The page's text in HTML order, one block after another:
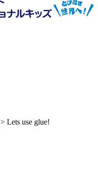
> Lets use glue!